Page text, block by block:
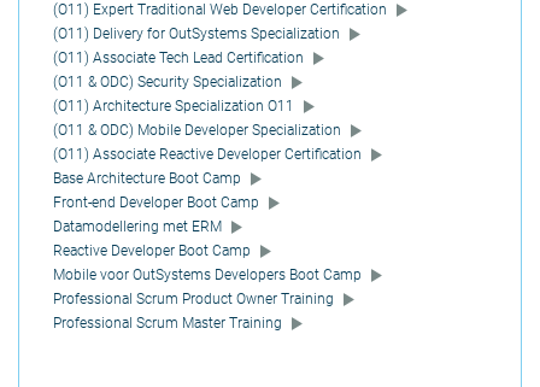
(O11) Expert Traditional Web Developer Certification
(O11) Delivery for OutSystems Specialization
(O11) Associate Tech Lead Certification
(O11 & ODC) Security Specialization
(O11) Architecture Specialization O11
(O11 & ODC) Mobile Developer Specialization
(O11) Associate Reactive Developer Certification
Base Architecture Boot Camp
Front-end Developer Boot Camp
Datamodellering met ERM
Reactive Developer Boot Camp
Mobile voor OutSystems Developers Boot Camp
Professional Scrum Product Owner Training
Professional Scrum Master Training